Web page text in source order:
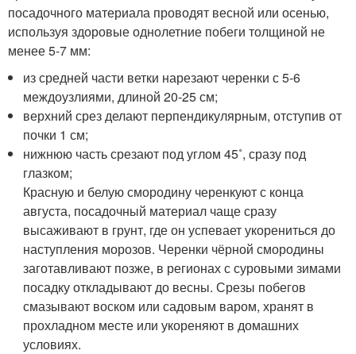
посадочного материала проводят весной или осенью,
используя здоровые однолетние побеги толщиной не
менее 5-7 мм:
из средней части ветки нарезают черенки с 5-6
междоузлиями, длиной 20-25 см;
верхний срез делают перпендикулярным, отступив от
почки 1 см;
нижнюю часть срезают под углом 45˚, сразу под
глазком;
Красную и белую смородину черенкуют с конца
августа, посадочный материал чаще сразу
высаживают в грунт, где он успевает укорениться до
наступления морозов. Черенки чёрной смородины
заготавливают позже, в регионах с суровыми зимами
посадку откладывают до весны. Срезы побегов
смазывают воском или садовым варом, хранят в
прохладном месте или укореняют в домашних
условиях.